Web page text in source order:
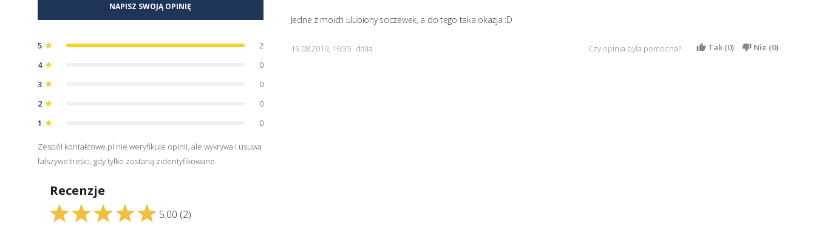
NAPISZ SWOJĄ OPINIĘ
5 star
2
4 star
0
3 star
0
2 star
0
1 star 0
Zespół kontaktowe.pl nie weryfikuje opinii, ale wykrywa i usuwa
fałszywe treści, gdy tylko zostaną zidentyfikowane.
Jedne z moich ulubiony soczewek, a do tego taka okazja :D
19.08.2019, 16:35 dalia Czy opinia była pomocna? Tak (0) Nie (0)
Recenzje
5.00 (2)